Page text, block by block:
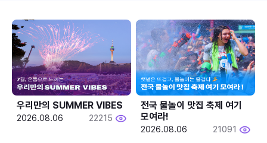
우리만의 SUMMER VIBES
2026.08.06 22215
전국 물놀이 맛집 축제 여기
모여라!
2026.08.06 21091